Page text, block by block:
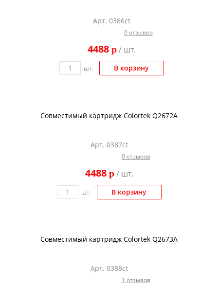
Konica Minolta
Для франкировальной машины
Тонер и девелопер
Арт. 0386ct
0 отзывов
4488 p/ шт.
шт. В корзину
Совместимый картридж Colortek Q2672A
Арт. 0387ct
0 отзывов
4488 p/ шт.
шт. В корзину
Совместимый картридж Colortek Q2673A
Арт. 0388ct
1 отзывов